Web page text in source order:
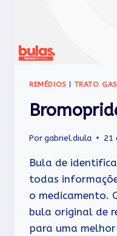
REMÉDIOS TRATO
Porgabriel.diula 21
Bula de
todas
o medicamento.
bula original de
para uma